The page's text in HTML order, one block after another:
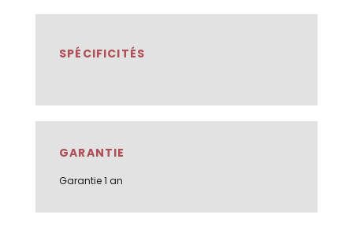
SPÉCIFICITÉS
GARANTIE
Garantie 1 an